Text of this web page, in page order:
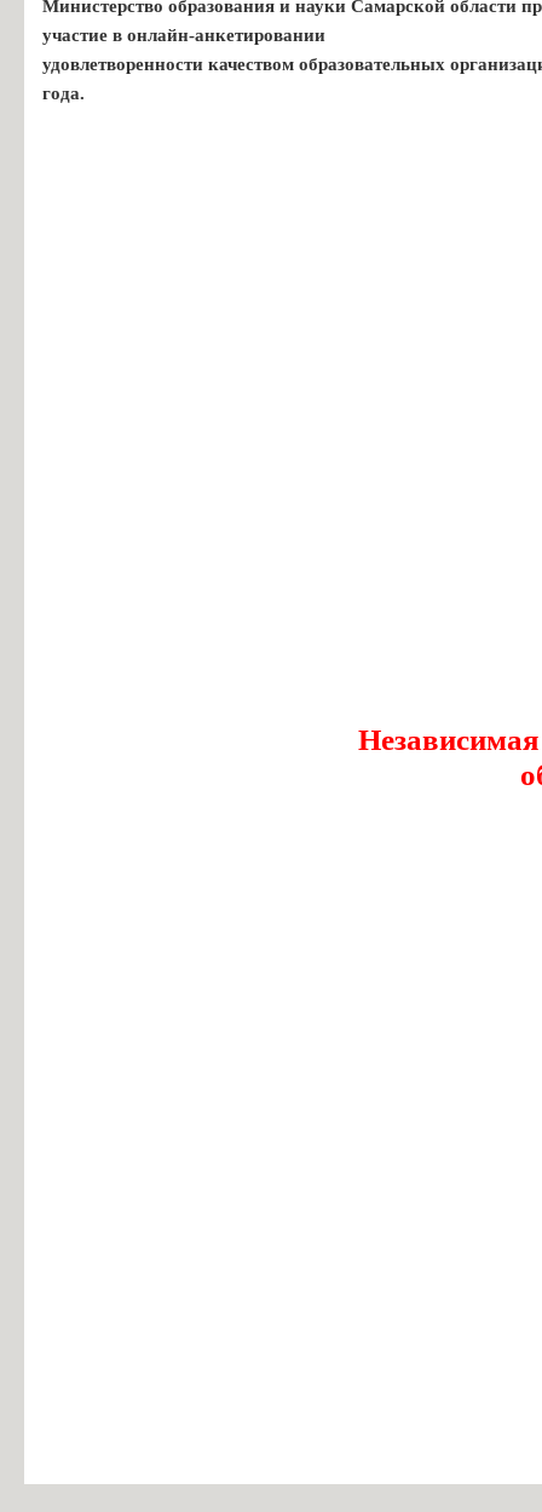
Министерство образования и науки Самарской области
участие в онлайн-анкетировании
удовлетворенности качеством образовательных
года.